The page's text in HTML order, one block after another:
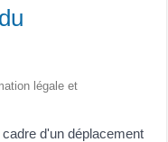
légale et
d'un déplacement